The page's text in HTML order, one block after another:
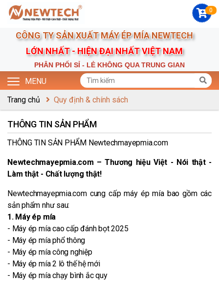
0
CÔNG TY SẢN XUẤT MÁY ÉP MÍA NEWTECH
LỚN NHẤT - HIỆN ĐẠI NHẤT VIỆT NAM
PHÂN PHỐI SỈ - LẺ KHÔNG QUA TRUNG GIAN
MENU
Trang chủ Quy định & chính sách
THÔNG TIN SẢN PHẨM
THÔNG TIN SẢN PHẨM Newtechmayepmia.com
Newtechmayepmia.com – Thương hiệu Việt - Nói thật -
Làm thật - Chất lượng thật!
Newtechmayepmia.com cung cấp máy ép mía bao gồm các
sản phẩm như sau:
1. Máy ép mía
- Máy ép mía cao cấp đánh bọt 2025
- Máy ép mía phổ thông
- Máy ép mía công nghiệp
- Máy ép mía 2 lô thế hệ mới
- Máy ép mía chạy bình ắc quy